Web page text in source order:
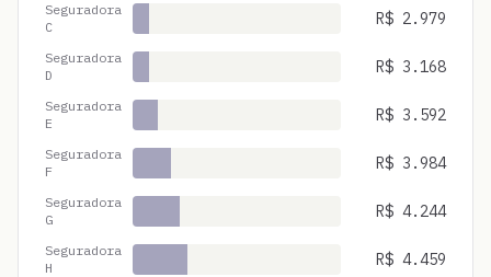
Seguradora
C
R$ 2.979
Seguradora
D
R$ 3.168
Seguradora
E
R$ 3.592
Seguradora
F
R$ 3.984
Seguradora
G
R$ 4.244
Seguradora
H
R$ 4.459